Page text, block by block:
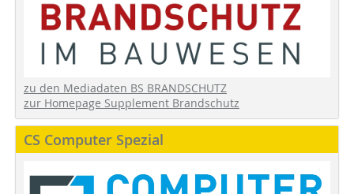
zu den Mediadaten BS BRANDSCHUTZ
zur Homepage Supplement Brandschutz
CS Computer Spezial